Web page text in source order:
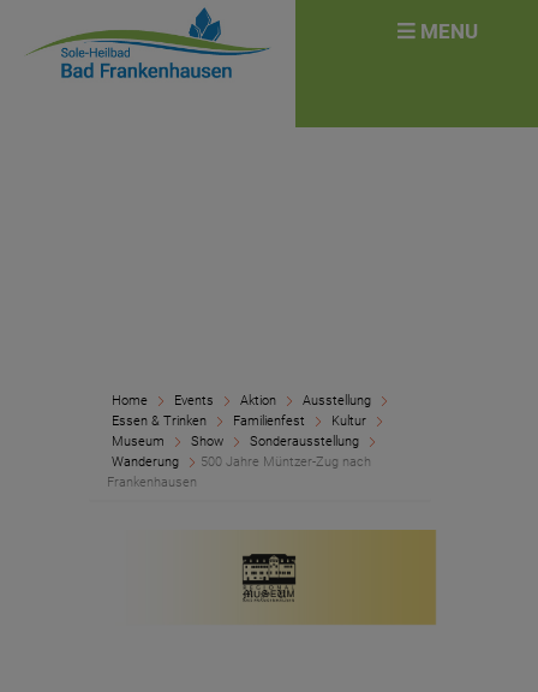
Home Events Aktion
Ausstellung
Essen & Trinken
Familienfest
Kultur
Museum
Show
Sonderausstellung
Wanderung
500 Jahre Müntzer-Zug nach
Frankenhausen
for: